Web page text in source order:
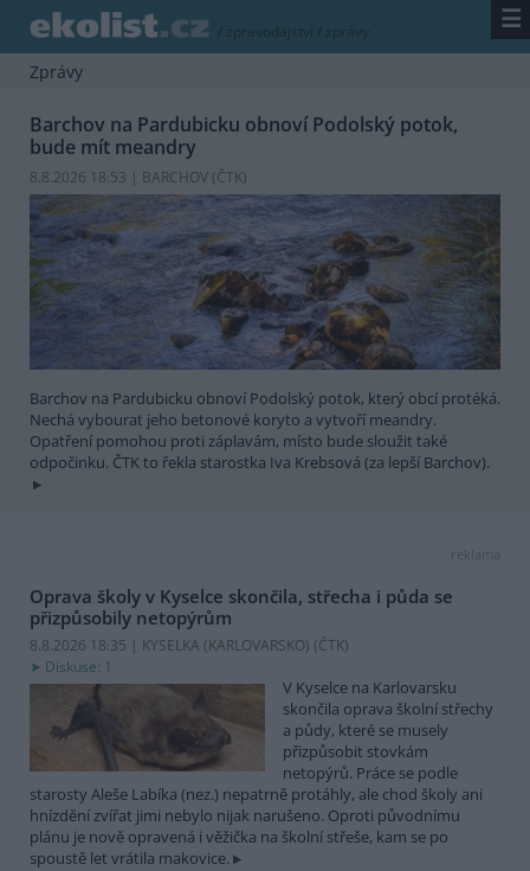
/ zpravodajství / zprávy ☰
Zprávy
Barchov na Pardubicku obnoví Podolský potok,
bude mít meandry
8.8.2026 18:53 | BARCHOV (ČTK)
Barchov na Pardubicku obnoví Podolský potok, který obcí protéká.
Nechá vybourat jeho betonové koryto a vytvoří meandry.
Opatření pomohou proti záplavám, místo bude sloužit také
odpočinku. ČTK to řekla starostka Iva Krebsová (za lepší Barchov).
reklama
Oprava školy v Kyselce skončila, střecha i půda se
přizpůsobily netopýrům
8.8.2026 18:35 | KYSELKA (KARLOVARSKO) (ČTK)
Diskuse: 1
V Kyselce na Karlovarsku
skončila oprava školní střechy
a půdy, které se musely
přizpůsobit stovkám
netopýrů. Práce se podle
starosty Aleše Labíka (nez.) nepatrně protáhly, ale chod školy ani
hnízdění zvířat jimi nebylo nijak narušeno. Oproti původnímu
plánu je nově opravená i věžička na školní střeše, kam se po
spoustě let vrátila makovice.